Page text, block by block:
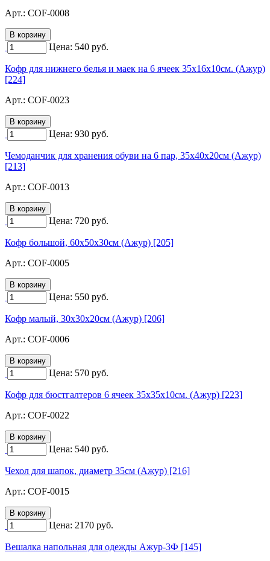
Арт.: COF-0008
Цена: 540 руб.
Кофр для нижнего белья и маек на 6 ячеек 35х16х10см. (Ажур)
[224]
Арт.: COF-0023
Цена: 930 руб.
Чемоданчик для хранения обуви на 6 пар, 35х40х20см (Ажур)
[213]
Арт.: COF-0013
Цена: 720 руб.
Кофр большой, 60х50х30см (Ажур) [205]
Арт.: COF-0005
Цена: 550 руб.
Кофр малый, 30х30х20см (Ажур) [206]
Арт.: COF-0006
Цена: 570 руб.
Кофр для бюстгалтеров 6 ячеек 35х35х10см. (Ажур) [223]
Арт.: COF-0022
Цена: 540 руб.
Чехол для шапок, диаметр 35см (Ажур) [216]
Арт.: COF-0015
Цена: 2170 руб.
Вешалка напольная для одежды Ажур-3Ф [145]